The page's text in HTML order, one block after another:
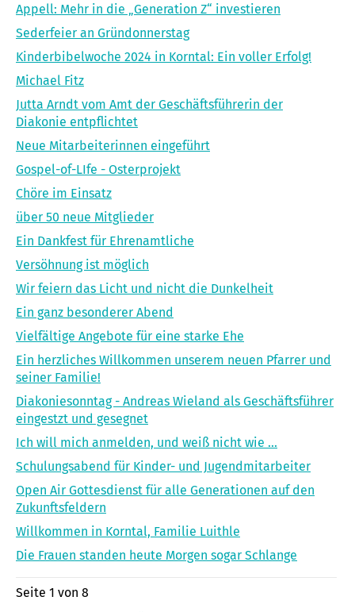
Appell: Mehr in die „Generation Z“ investieren
Sederfeier an Gründonnerstag
Kinderbibelwoche 2024 in Korntal: Ein voller Erfolg!
Michael Fitz
Jutta Arndt vom Amt der Geschäftsführerin der
Diakonie entpflichtet
Neue Mitarbeiterinnen eingeführt
Gospel-of-LIfe - Osterprojekt
Chöre im Einsatz
über 50 neue Mitglieder
Ein Dankfest für Ehrenamtliche
Versöhnung ist möglich
Wir feiern das Licht und nicht die Dunkelheit
Ein ganz besonderer Abend
Vielfältige Angebote für eine starke Ehe
Ein herzliches Willkommen unserem neuen Pfarrer und
seiner Familie!
Diakoniesonntag - Andreas Wieland als Geschäftsführer
eingestzt und gesegnet
Ich will mich anmelden, und weiß nicht wie ...
Schulungsabend für Kinder- und Jugendmitarbeiter
Open Air Gottesdienst für alle Generationen auf den
Zukunftsfeldern
Willkommen in Korntal, Familie Luithle
Die Frauen standen heute Morgen sogar Schlange
Seite 1 von 8